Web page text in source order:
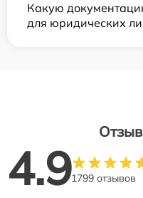
Какую
для юридических
4.91799 отзывов